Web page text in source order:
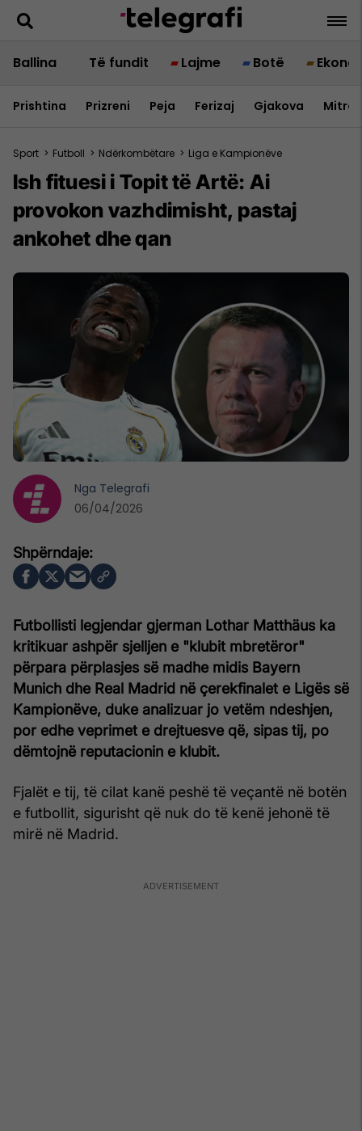
Ballina Të fundit Lajme Botë
Prishtina Prizreni Peja Ferizaj Gjakova
Sport > Futboll > Ndërkombëtare > Liga e Kampionëve
Ish fituesi i Topit të Artë: Ai
provokon vazhdimisht, pastaj
ankohet dhe qan
Futbollisti legjendar gjerman Lothar Matthäus ka
kritikuar ashpër sjelljen e "klubit mbretëror"
përpara përplasjes së madhe midis Bayern
Munich dhe Real Madrid në çerekfinalet e Ligës së
Kampionëve, duke analizuar jo vetëm ndeshjen,
por edhe veprimet e drejtuesve që, sipas tij, po
dëmtojnë reputacionin e klubit.
Fjalët e tij, të cilat kanë peshë të veçantë në botën
e futbollit, sigurisht që nuk do të kenë jehonë të
mirë në Madrid.
Nga Telegrafi
06/04/2026